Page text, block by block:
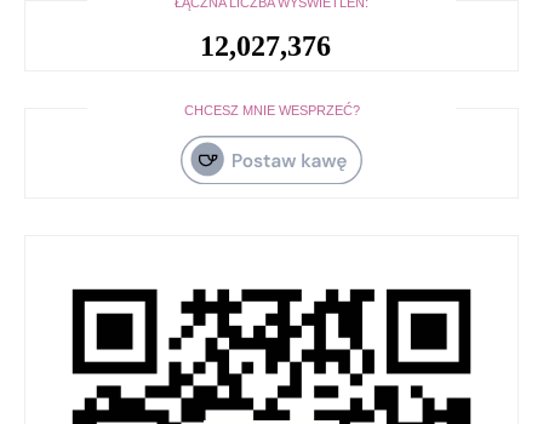
ŁĄCZNA LICZBA WYŚWIETLEŃ:
12,027,376
CHCESZ MNIE WESPRZEĆ?